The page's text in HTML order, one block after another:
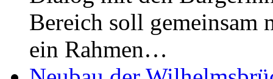
Bereich soll gemeinsam
ein Rahmen…